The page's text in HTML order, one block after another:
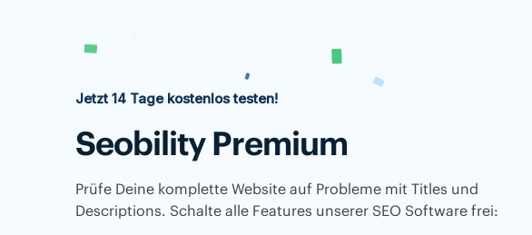
Jetzt 14 Tage kostenlos testen!
Seobility Premium
Prüfe Deine komplette Website auf Probleme mit Titles und
Descriptions. Schalte alle Features unserer SEO Software frei: